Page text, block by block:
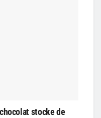
stocke de